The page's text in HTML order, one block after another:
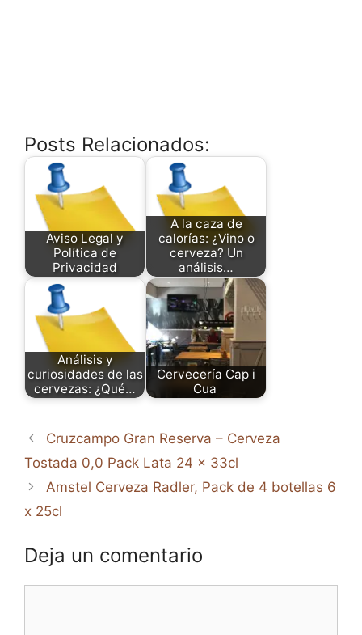
Posts Relacionados:
Aviso Legal y
Política de
Privacidad
A la caza de
calorías: ¿Vino o
cerveza? Un
análisis…
Análisis y
curiosidades de las
cervezas: ¿Qué…
Cervecería Cap i
Cua
Cruzcampo Gran Reserva – Cerveza
Tostada 0,0 Pack Lata 24 x 33cl
Amstel Cerveza Radler, Pack de 4 botellas 6
x 25cl
Deja un comentario